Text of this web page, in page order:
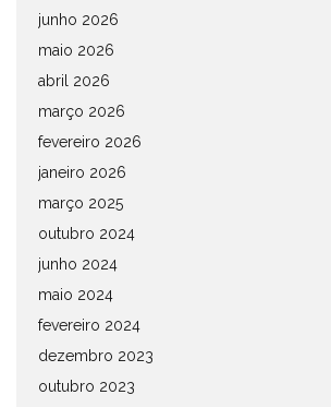
junho 2026
maio 2026
abril 2026
março 2026
fevereiro 2026
janeiro 2026
março 2025
outubro 2024
junho 2024
maio 2024
fevereiro 2024
dezembro 2023
outubro 2023